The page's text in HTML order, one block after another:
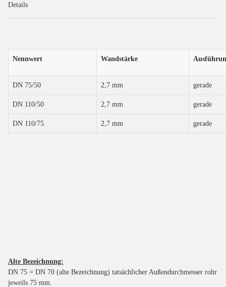
Details
Nennwert Wandstärke
DN 75/50 2,7 mm gerade
DN 110/50 2,7 mm gerade
DN 110/75 2,7 mm gerade
Alte Bezeichnung:
DN 75 = DN 70 (alte Bezeichnung) tatsächlicher Außendurchmesser rohr
jeweils 75 mm.